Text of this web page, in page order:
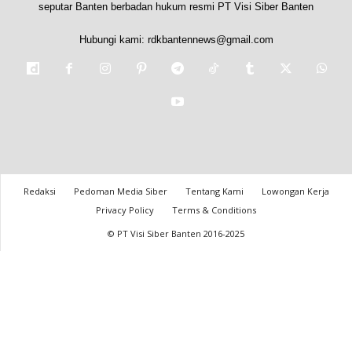
seputar Banten berbadan hukum resmi PT Visi Siber Banten
Hubungi kami: rdkbantennews@gmail.com
Redaksi Pedoman Media Siber Tentang Kami
Lowongan Kerja
Privacy Policy
Terms & Conditions
© PT Visi Siber Banten 2016-2025